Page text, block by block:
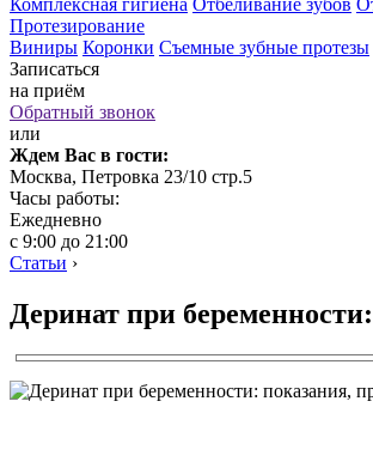
Комплексная гигиена Отбеливание зубов
Протезирование
Виниры Коронки Съемные зубные протезы
Записаться
на приём
Обратный звонок
или
Ждем Вас в гости:
Москва, Петровка 23/10 стр.5
Часы работы:
Ежедневно
с 9:00 до 21:00
Статьи ›
Деринат при